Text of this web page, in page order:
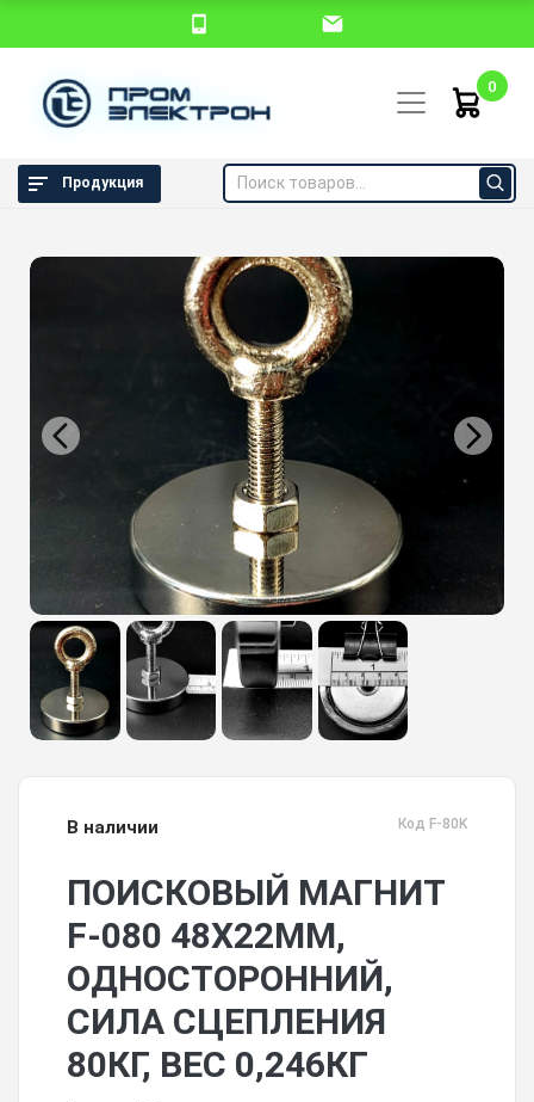
0
Продукция
В наличии Код F-80K
ПОИСКОВЫЙ МАГНИТ
F-080 48Х22ММ,
ОДНОСТОРОННИЙ,
СИЛА СЦЕПЛЕНИЯ
80КГ, ВЕС 0,246КГ